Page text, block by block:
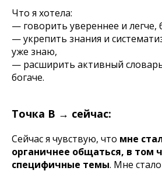
Что я хотела:
— говорить увереннее и легче,
— укрепить знания и
уже знаю,
— расширить активный
богаче.
Точка B → сейчас:
Сейчас я чувствую, что мне
органичнее общаться, в том
специфичные темы. Мне